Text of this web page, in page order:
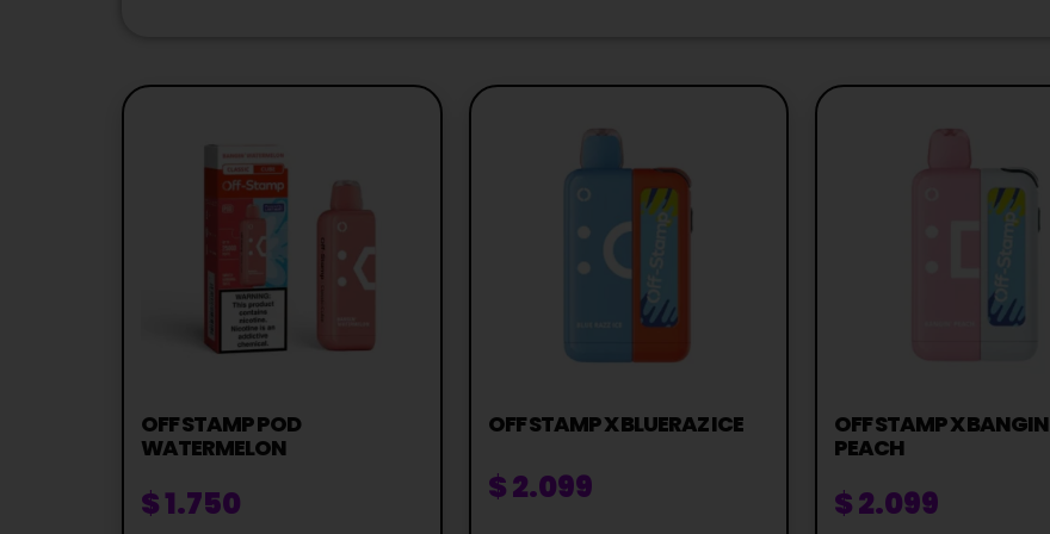
OFF STAMP POD
WATERMELON
$1.750
OFF STAMP X BLUERAZ ICE
$2.099
OFF STAMP X BANGIN
PEACH
$2.099